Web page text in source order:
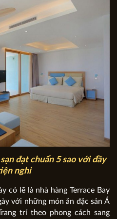
đạt chuẩn 5 sao với đầy
nghi
có lẽ là nhà hàng Terrace Bay
với những món ăn đặc sản Á
trí theo phong cách sang